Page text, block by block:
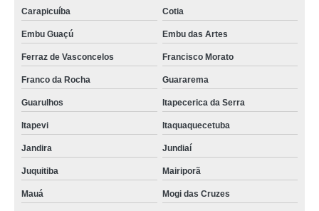
Carapicuíba Cotia
Embu Guaçú Embu das Artes
Ferraz de Vasconcelos Francisco Morato
Franco da Rocha Guararema
Guarulhos Itapecerica da Serra
Itapevi Itaquaquecetuba
Jandira Jundiaí
Juquitiba Mairiporã
Mauá Mogi das Cruzes